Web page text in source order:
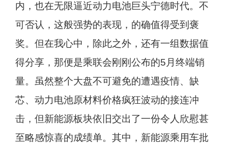
内，也在无限逼近动力电池巨头宁德时代。不
可否认，这般强势的表现，的确值得受到褒
奖。但在我心中，除此之外，还有一组数据值
得分享，那便是乘联会刚刚公布的5月终端销
量。虽然整个大盘不可避免的遭遇疫情、缺
芯、动力电池原材料价格疯狂波动的接连冲
击，但新能源板块依旧交出了一份令人欣慰甚
至略感惊喜的成绩单。其中，新能源乘用车批